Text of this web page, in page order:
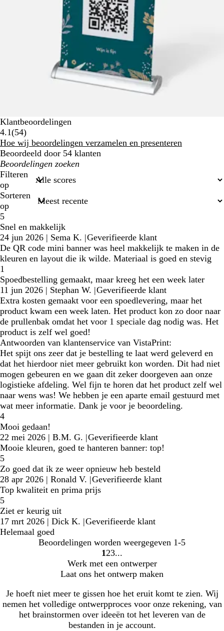
Klantbeoordelingen
4.1(5454
klantbeoordelingen
)
Hoe wij beoordelingen verzamelen en presenteren
Beoordeeld door 54 klanten
Mijn
zoekopdrachten
Filteren
op
Sorteren
op
5
Snel en makkelijk
24 jun 2026 | Sema K. |Geverifieerde klant
De QR code mini banner was heel makkelijk te maken in de
kleuren en layout die ik wilde. Materiaal is goed en stevig
1
Spoedbestelling gemaakt, maar kreeg het een week later
11 jun 2026 | Stephan W. |Geverifieerde klant
Extra kosten gemaakt voor een spoedlevering, maar het
product kwam een week laten. Het product kon zo door naar
de prullenbak omdat het voor 1 speciale dag nodig was. Het
product is zelf wel goed!
Antwoorden van klantenservice van VistaPrint:
Het spijt ons zeer dat je bestelling te laat werd geleverd en
dat het hierdoor niet meer gebruikt kon worden. Dit had niet
mogen gebeuren en we gaan dit zeker doorgeven aan onze
logistieke afdeling. Wel fijn te horen dat het product zelf wel
naar wens was! We hebben je een aparte email gestuurd met
wat meer informatie. Dank je voor je beoordeling.
4
Mooi gedaan!
22 mei 2026 | B.M. G. |Geverifieerde klant
Mooie kleuren, goed te hanteren banner: top!
5
Zo goed dat ik ze weer opnieuw heb besteld
28 apr 2026 | Ronald V. |Geverifieerde klant
Top kwaliteit en prima prijs
5
Ziet er keurig uit
17 mrt 2026 | Dick K. |Geverifieerde klant
Helemaal goed
Beoordelingen worden weergegeven 1-5
ga
naar
pagina
1 ga
naar
pagina
2
2 ga
naar
pagina
3
Werk met een ontwerper
Laat ons het ontwerp maken
Je hoeft niet meer te gissen hoe het eruit komt te zien. Wij
nemen het volledige ontwerpproces voor onze rekening, van
het brainstormen over ideeën tot het leveren van de
bestanden in je account.